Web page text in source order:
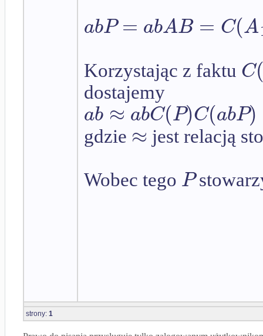
abP = abAB = C(A
Korzystając z faktu C
dostajemy
ab ≈ abC(P)C(abP)
gdzie ≈ jest relacją
Wobec tego P
strony: 1